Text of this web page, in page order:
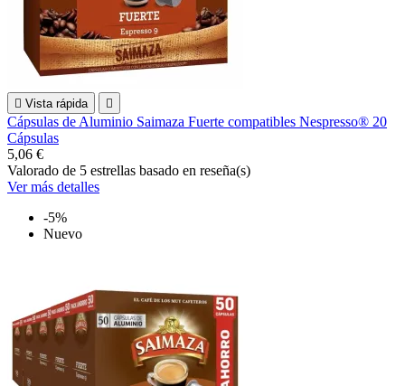
 Vista rápida 
Cápsulas de Aluminio Saimaza Fuerte compatibles Nespresso® 20
Cápsulas
5,06 €
Valorado de 5 estrellas basado en reseña(s)
Ver más detalles
-5%
Nuevo